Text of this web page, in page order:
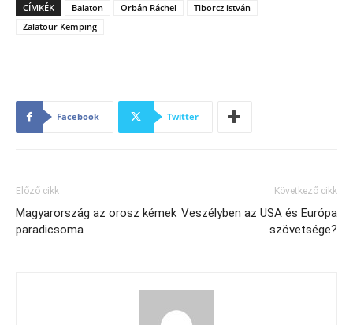
CÍMKÉK Balaton Orbán Ráchel
Tiborcz istván
Zalatour Kemping
Facebook Twitter
Előző cikk
Magyarország az orosz kémek
paradicsoma
Következő cikk
Veszélyben az USA és Európa
szövetsége?